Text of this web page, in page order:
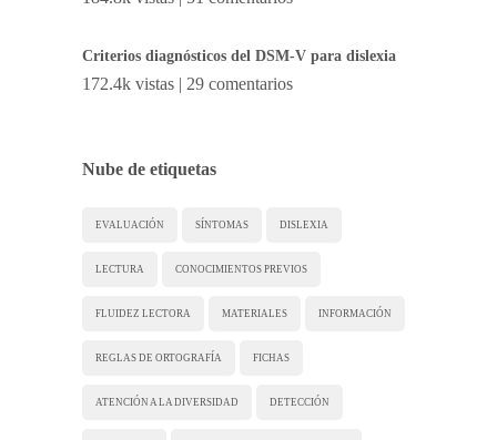
Criterios diagnósticos del DSM-V para dislexia
172.4k vistas | 29 comentarios
Nube de etiquetas
EVALUACIÓN SÍNTOMAS DISLEXIA
LECTURA CONOCIMIENTOS PREVIOS
FLUIDEZ LECTORA MATERIALES INFORMACIÓN
REGLAS DE ORTOGRAFÍA FICHAS
ATENCIÓN A LA DIVERSIDAD DETECCIÓN